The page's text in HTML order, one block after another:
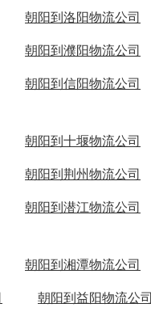
朝阳到洛阳物流公司
朝阳到濮阳物流公司
朝阳到信阳物流公司
朝阳到十堰物流公司
朝阳到荆州物流公司
朝阳到潜江物流公司
朝阳到湘潭物流公司
朝阳到益阳物流公司